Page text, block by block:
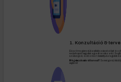
1. Konzultáció &
Először megismerjük a vállalkozásod céljait
webshopról vagy akár egyedi rendszerről.
szükséged, és közösen kialakítjuk a legjobb
Még nincs konkrét terved?
Semmi gond,
segítünk!